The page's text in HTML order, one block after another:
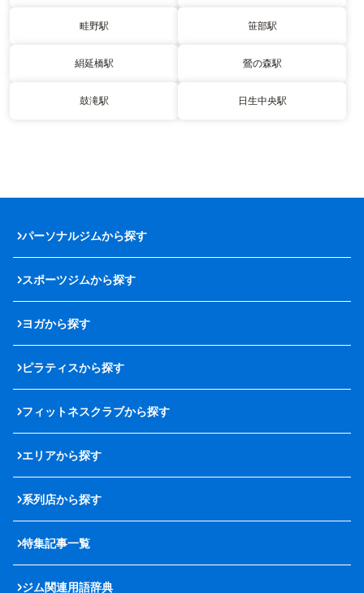
畦野駅 笹部駅
絹延橋駅 鶯の森駅
鼓滝駅 日生中央駅
パーソナルジムから探す
スポーツジムから探す
ヨガから探す
ピラティスから探す
フィットネスクラブから探す
エリアから探す
系列店から探す
特集記事一覧
ジム関連用語辞典